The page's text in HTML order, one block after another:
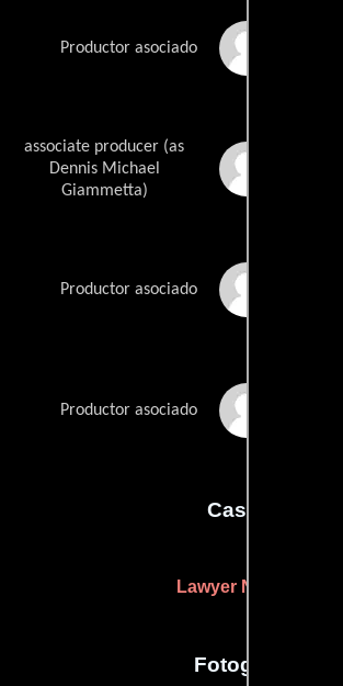
Productor asociado
associate producer (as
Dennis Michael
Giammetta)
Productor asociado
Productor asociado
Casting
Lawyer Nicholas
Fotografia